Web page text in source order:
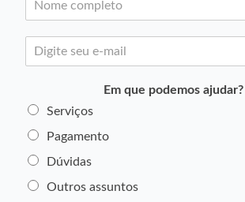
*
Em que podemos ajudar?
Serviços
Pagamento
Dúvidas
Outros assuntos